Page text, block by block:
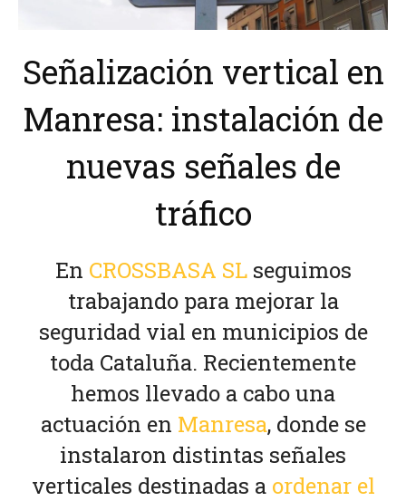
Señalización vertical en
Manresa: instalación de
nuevas señales de
tráfico
En CROSSBASA SLseguimos
trabajando para mejorar la
seguridad vial en municipios de
toda Cataluña. Recientemente
hemos llevado a cabo una
actuación en Manresa, donde se
instalaron distintas señales
verticales destinadas a ordenar el